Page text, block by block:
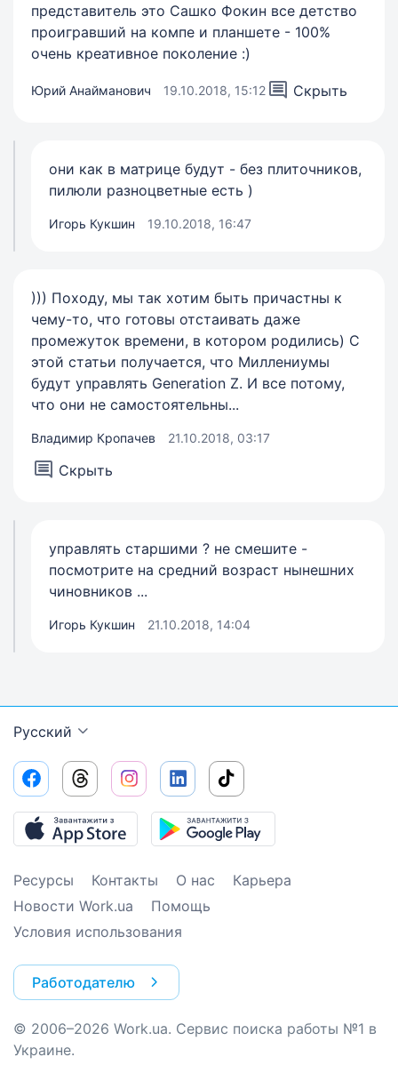
представитель это Сашко Фокин все детство
проигравший на компе и планшете - 100%
очень креативное поколение :)
Юрий Анайманович 19.10.2018, 15:12 Скрыть
они как в матрице будут - без плиточников,
пилюли разноцветные есть )
Игорь Кукшин 19.10.2018, 16:47
))) Походу, мы так хотим быть причастны к
чему-то, что готовы отстаивать даже
промежуток времени, в котором родились) С
этой статьи получается, что Миллениумы
будут управлять Generation Z. И все потому,
что они не самостоятельны...
Владимир Кропачев 21.10.2018, 03:17
Скрыть
управлять старшими ? не смешите -
посмотрите на средний возраст нынешних
чиновников ...
Игорь Кукшин 21.10.2018, 14:04
Русский
Ресурсы Контакты О нас
Карьера
Новости Work.ua
Помощь
Условия использования
Работодателю
© 2006–2026 Work.ua. Сервис поиска работы №1 в
Украине.